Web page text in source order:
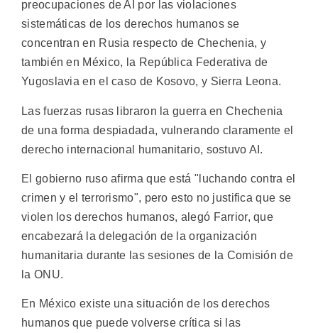
preocupaciones de AI por las violaciones
sistemáticas de los derechos humanos se
concentran en Rusia respecto de Chechenia, y
también en México, la República Federativa de
Yugoslavia en el caso de Kosovo, y Sierra Leona.
Las fuerzas rusas libraron la guerra en Chechenia
de una forma despiadada, vulnerando claramente el
derecho internacional humanitario, sostuvo AI.
El gobierno ruso afirma que está "luchando contra el
crimen y el terrorismo", pero esto no justifica que se
violen los derechos humanos, alegó Farrior, que
encabezará la delegación de la organización
humanitaria durante las sesiones de la Comisión de
la ONU.
En México existe una situación de los derechos
humanos que puede volverse crítica si las